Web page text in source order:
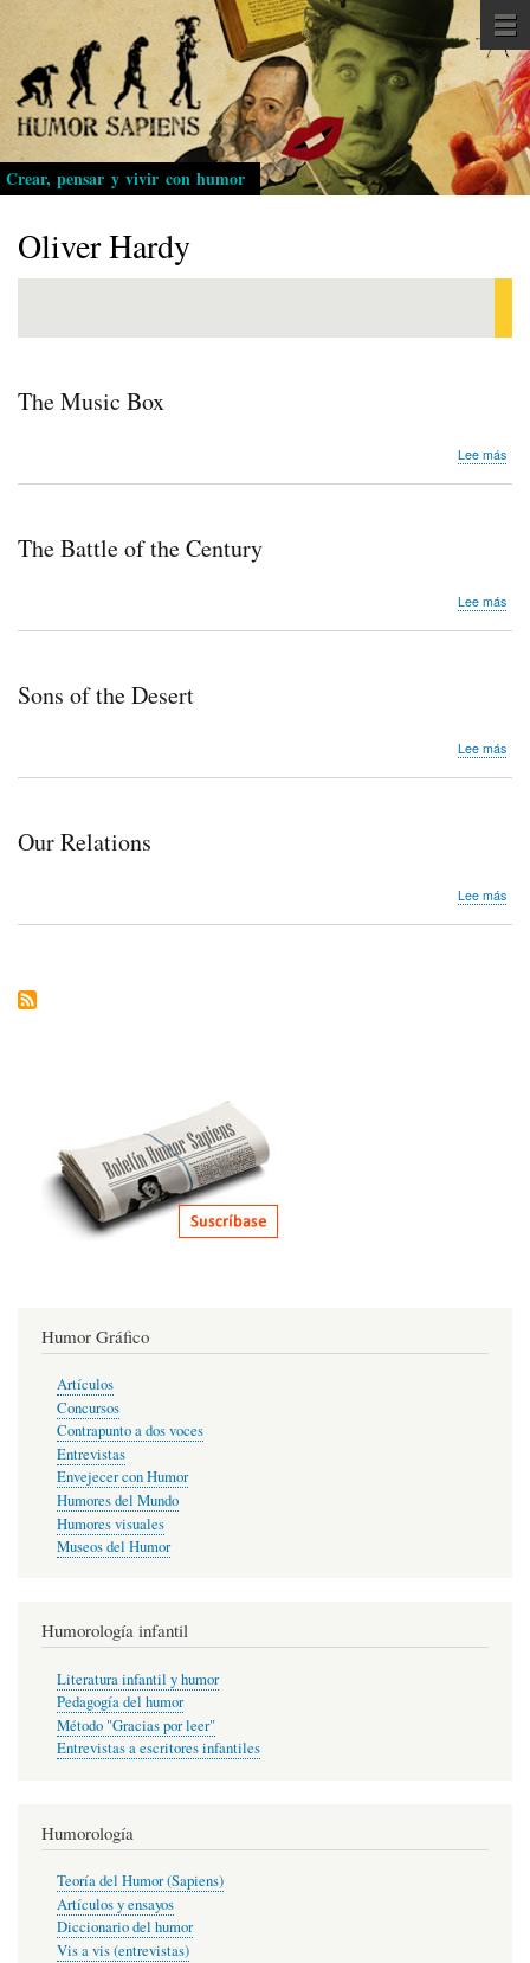
Pasar
al
contenido
principal
Crear, pensar y vivir con humor
Oliver Hardy
The Music Box
Lee más
The Battle of the Century
Lee más
Sons of the Desert
Lee más
Our Relations
Lee más
Humor Gráfico
Artículos
Concursos
Contrapunto a dos voces
Entrevistas
Envejecer con Humor
Humores del Mundo
Humores visuales
Museos del Humor
Humorología infantil
Literatura infantil y humor
Pedagogía del humor
Método "Gracias por leer"
Entrevistas a escritores infantiles
Humorología
Teoría del Humor (Sapiens)
Artículos y ensayos
Diccionario del humor
Vis a vis (entrevistas)